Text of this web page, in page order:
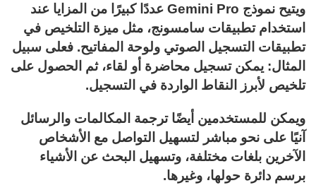
ويتيح نموذج Gemini Pro عددًا كبيرًا من المزايا عند
استخدام تطبيقات سامسونج، مثل ميزة التلخيص في
تطبيقات التسجيل الصوتي ولوحة المفاتيح. فعلى سبيل
المثال: يمكن تسجيل محاضرة أو لقاء، ثم الحصول على
تلخيص لأبرز النقاط الواردة في التسجيل.
ويمكن للمستخدمين أيضًا ترجمة المكالمات والرسائل
آنيًا على نحو مباشر لتسهيل التواصل مع الأشخاص
الآخرين بلغات مختلفة، وتسهيل البحث عن الأشياء
برسم دائرة حولها، وغيرها.